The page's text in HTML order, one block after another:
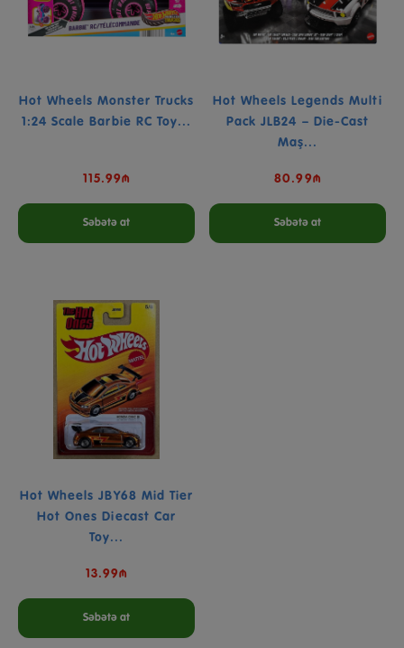
Hot Wheels Monster Trucks
1:24 Scale Barbie RC Toy...
115.99₼
Səbətə at
Hot Wheels Legends Multi
Pack JLB24 – Die-Cast
Maş...
80.99₼
Səbətə at
Hot Wheels JBY68 Mid Tier
Hot Ones Diecast Car
Toy...
13.99₼
Səbətə at